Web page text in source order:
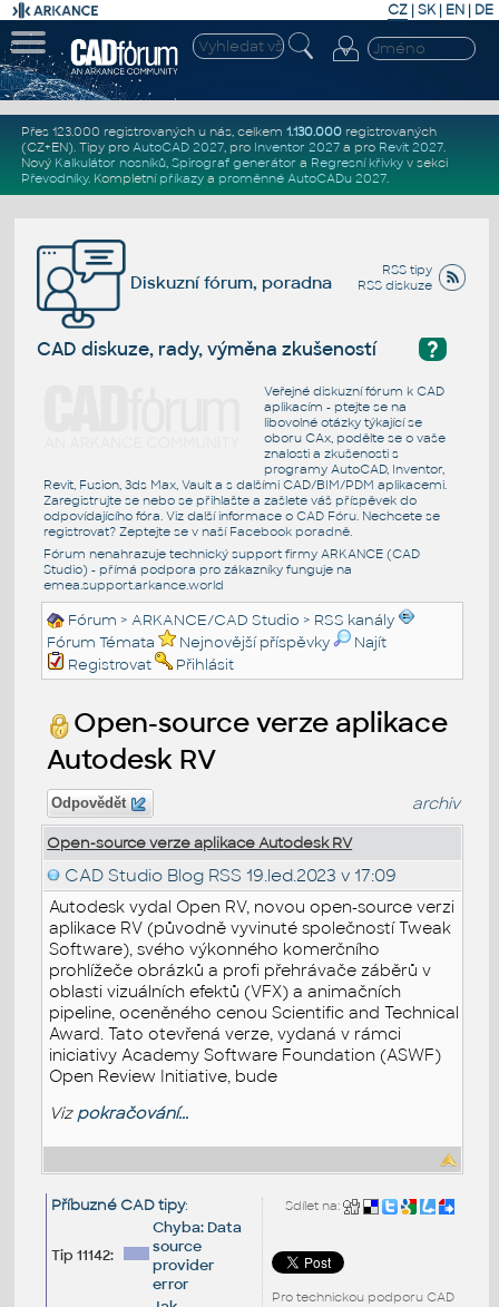
CZ | SK| EN | DE
Přes 123.000 registrovaných u nás, celkem 1.130.000registrovaných
(CZ+EN). Tipy pro AutoCAD 2027, pro Inventor 2027a pro Revit 2027.
Nový Kalkulátor nosníků, Spirograf generátor a Regresní křivkyv sekci
Převodníky. Kompletní příkazya proměnné AutoCADu 2027.
RSS tipy
RSS diskuze
Diskuzní fórum, poradna
?
CAD diskuze, rady, výměna zkušeností
Veřejné diskuzní fórum k CAD
aplikacím - ptejte se na
libovolné otázky týkající se
oboru CAx, podělte se o vaše
znalosti a zkušenosti s
programy AutoCAD, Inventor,
Revit, Fusion, 3ds Max, Vault a s dalšími CAD/BIM/PDM aplikacemi.
Zaregistrujte se nebo se přihlašte a zašlete váš příspěvek do
odpovídajícího fóra. Viz další informace o CAD Fóru. Nechcete se
registrovat? Zeptejte se v naší Facebook poradně.
Fórum nenahrazuje technický support firmy ARKANCE (CAD
Studio) - přímá podpora pro zákazníky funguje na
emea.support.arkance.world
Fórum >ARKANCE/CAD Studio > RSS kanály
Fórum Témata
Nejnovější příspěvky
Najít
Registrovat
Přihlásit
Open-source verze aplikace
Autodesk RV
Odpovědět archiv
Open-source verze aplikace Autodesk RV
CAD Studio Blog RSS 19.led.2023 v 17:09
Autodesk vydal Open RV, novou open-source verzi
aplikace RV (původně vyvinuté společností Tweak
Software), svého výkonného komerčního
prohlížeče obrázků a profi přehrávače záběrů v
oblasti vizuálních efektů (VFX) a animačních
pipeline, oceněného cenou Scientific and Technical
Award. Tato otevřená verze, vydaná v rámci
iniciativy Academy Software Foundation (ASWF)
Open Review Initiative, bude
Viz pokračování...
Sdílet na:
Pro technickou podporu CAD
Příbuzné CAD tipy:
Tip 11142:
Chyba: Data
source
provider
error